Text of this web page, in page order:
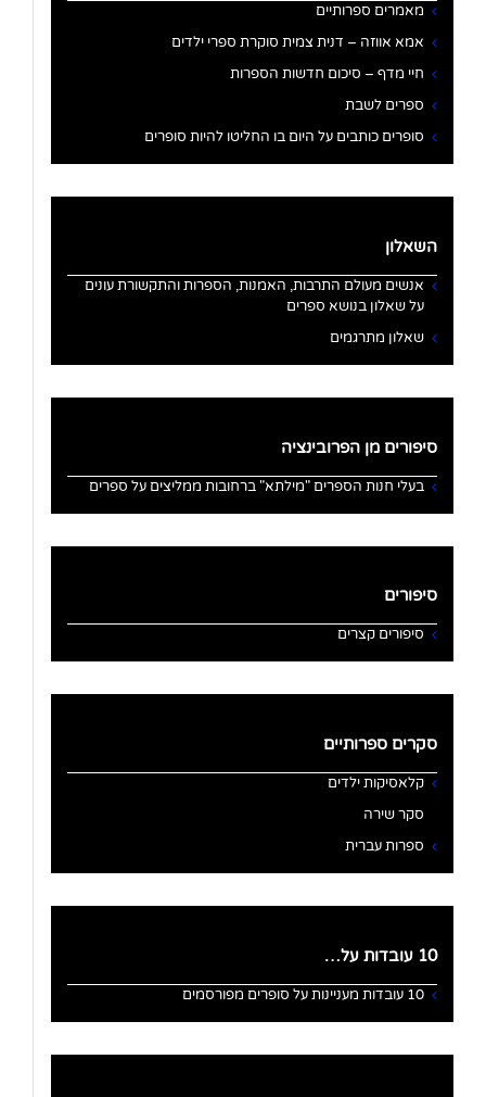
מאמרים ספרותיים
אמא אווזה – דנית צמית סוקרת ספרי ילדים
חיי מדף – סיכום חדשות הספרות
ספרים לשבת
סופרים כותבים על היום בו החליטו להיות סופרים
השאלון
אנשים מעולם התרבות, האמנות, הספרות והתקשורת עונים
על שאלון בנושא ספרים
שאלון מתרגמים
סיפורים מן הפרובינציה
בעלי חנות הספרים "מילתא" ברחובות ממליצים על ספרים
סיפורים
סיפורים קצרים
סקרים ספרותיים
קלאסיקות ילדים
סקר שירה
ספרות עברית
10 עובדות על…
10 עובדות מעניינות על סופרים מפורסמים